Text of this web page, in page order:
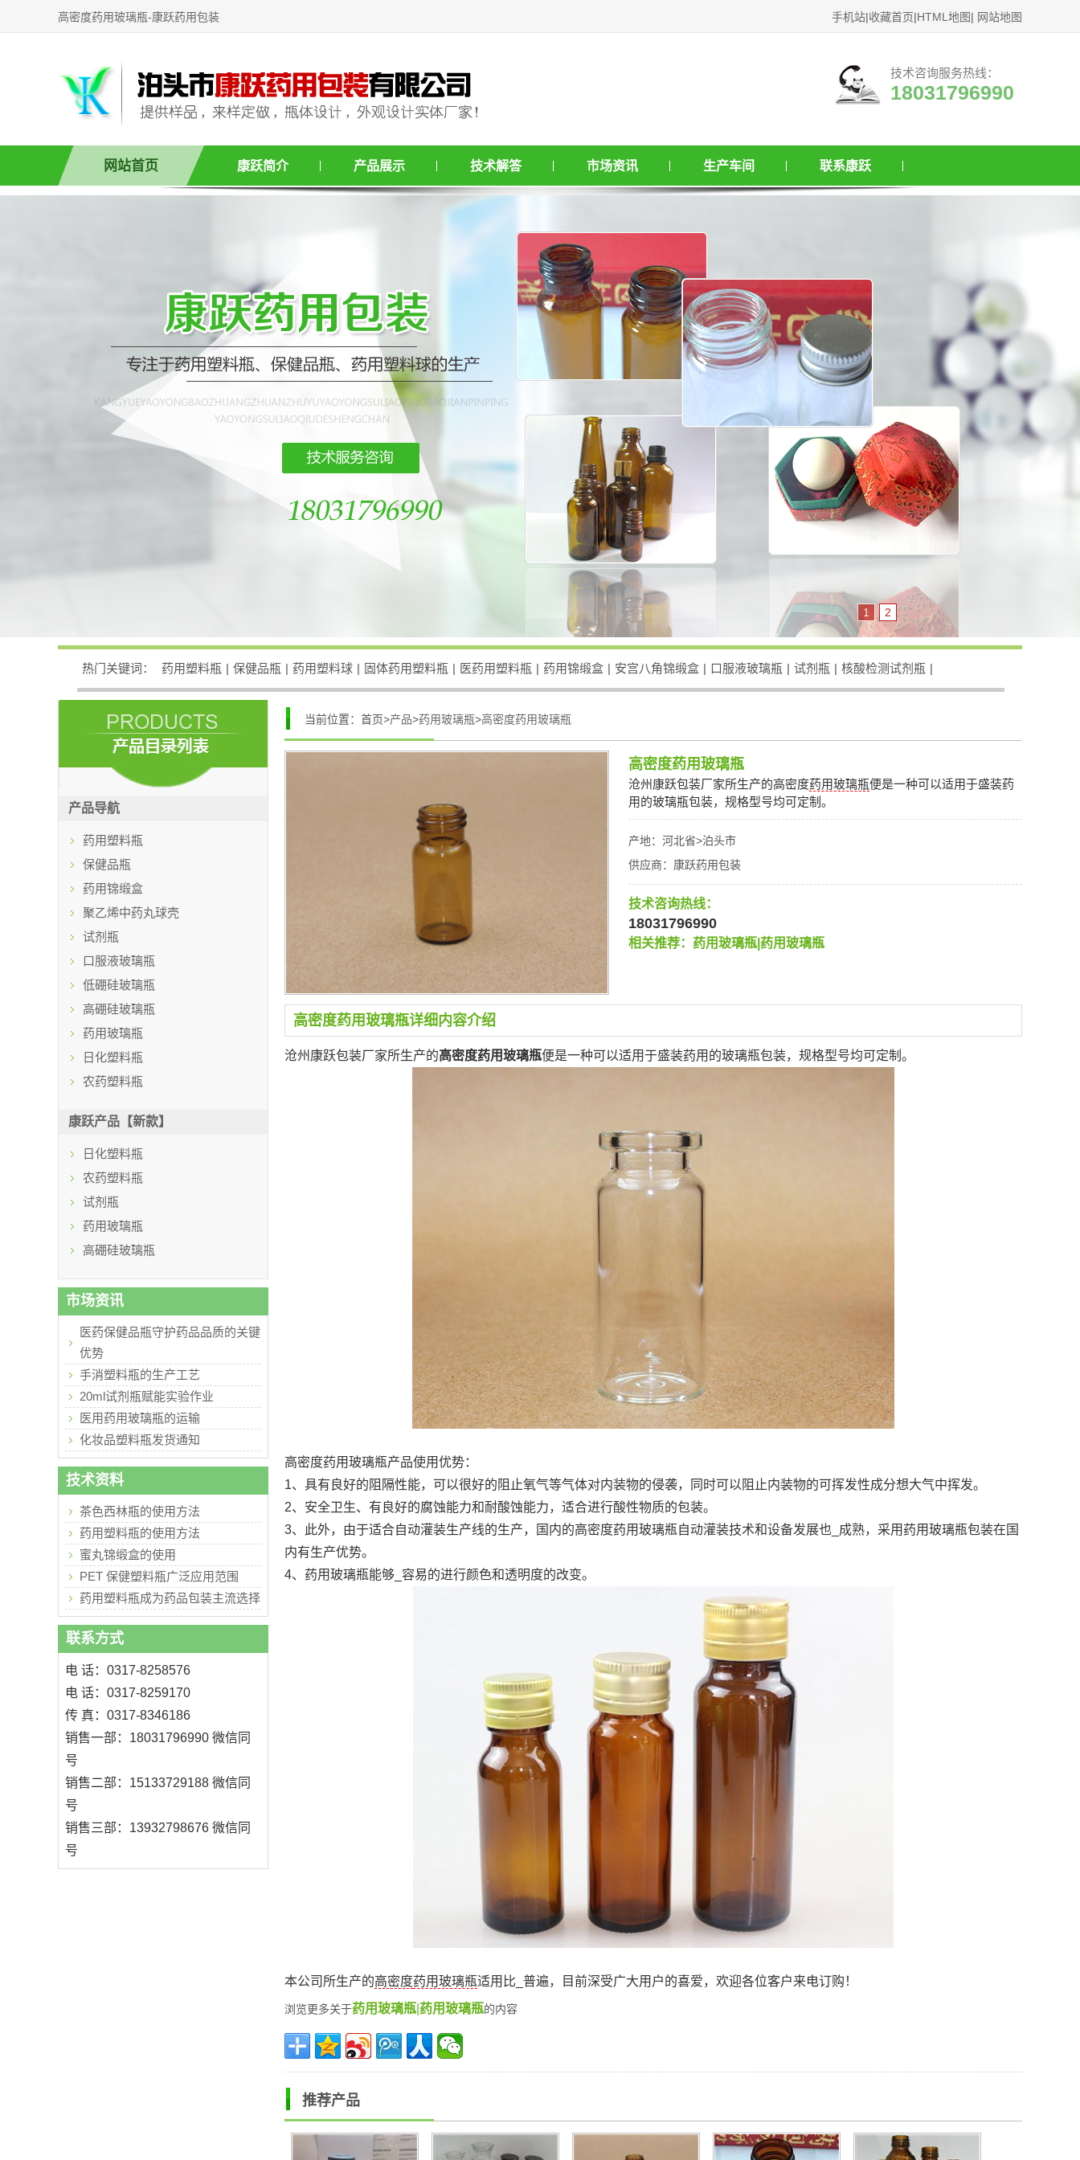
高密度药用玻璃瓶-康跃药用包装 手机站|收藏首页|HTML地图| 网站地图
技术咨询服务热线：
18031796990
网站首页 康跃简介 产品展示 技术解答 市场资讯 生产车间 联系康跃
1 2
热门关键词： 药用塑料瓶 | 保健品瓶 | 药用塑料球 | 固体药用塑料瓶 | 医药用塑料瓶 | 药用锦缎盒 | 安宫八角锦缎盒 | 口服液玻璃瓶 | 试剂瓶 | 核酸检测试剂瓶 |
当前位置： 首页>产品>药用玻璃瓶>高密度药用玻璃瓶
高密度药用玻璃瓶
沧州康跃包装厂家所生产的高密度药用玻璃瓶便是一种可以适用于盛装药
用的玻璃瓶包装，规格型号均可定制。
产地：河北省>泊头市
供应商：康跃药用包装
技术咨询热线：
18031796990
相关推荐： 药用玻璃瓶 药用玻璃瓶
高密度药用玻璃瓶详细内容介绍
沧州康跃包装厂家所生产的高密度药用玻璃瓶便是一种可以适用于盛装药用的玻璃瓶包装，规格型号均可定制。
高密度药用玻璃瓶产品使用优势：
1、具有良好的阻隔性能，可以很好的阻止氧气等气体对内装物的侵袭，同时可以阻止内装物的可挥发性成分想大气中挥发。
2、安全卫生、有良好的腐蚀能力和耐酸蚀能力，适合进行酸性物质的包装。
3、此外，由于适合自动灌装生产线的生产，国内的高密度药用玻璃瓶自动灌装技术和设备发展也_成熟，采用药用玻璃瓶包装在国
内有生产优势。
4、药用玻璃瓶能够_容易的进行颜色和透明度的改变。
本公司所生产的高密度药用玻璃瓶适用比_普遍，目前深受广大用户的喜爱，欢迎各位客户来电订购！
浏览更多关于药用玻璃瓶 药用玻璃瓶的内容
推荐产品
产品导航
药用塑料瓶
保健品瓶
药用锦缎盒
聚乙烯中药丸球壳
试剂瓶
口服液玻璃瓶
低硼硅玻璃瓶
高硼硅玻璃瓶
药用玻璃瓶
日化塑料瓶
农药塑料瓶
康跃产品【新款】
日化塑料瓶
农药塑料瓶
试剂瓶
药用玻璃瓶
高硼硅玻璃瓶
市场资讯
医药保健品瓶守护药品品质的关键
优势
手消塑料瓶的生产工艺
20ml试剂瓶赋能实验作业
医用药用玻璃瓶的运输
化妆品塑料瓶发货通知
技术资料
茶色西林瓶的使用方法
药用塑料瓶的使用方法
蜜丸锦缎盒的使用
PET 保健塑料瓶广泛应用范围
药用塑料瓶成为药品包装主流选择
联系方式
电 话：0317-8258576
电 话：0317-8259170
传 真：0317-8346186
销售一部：18031796990 微信同
号
销售二部：15133729188 微信同
号
销售三部：13932798676 微信同
号